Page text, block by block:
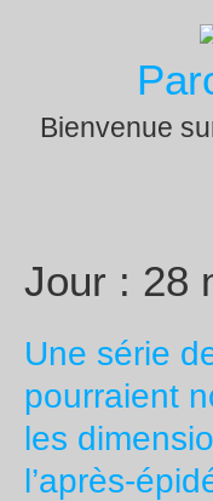
Bienvenue
Jour : 28
Une série
pourraient
les
l’après-